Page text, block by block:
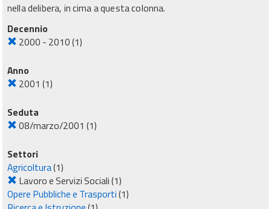
nella delibera, in cima a questa colonna.
Decennio
2000 - 2010(1)
Anno
2001 (1)
Seduta
08/marzo/2001 (1)
Settori
Agricoltura(1)
Lavoro e Servizi Sociali(1)
Opere Pubbliche e Trasporti(1)